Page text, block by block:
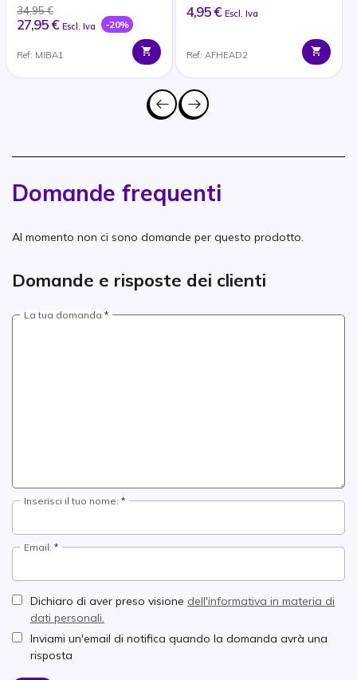
34,95 €
27,95 € Escl. Iva -20%
Ref: MIBA1
4,95 € Escl. Iva
Ref: AFHEAD2
Domande frequenti
Al momento non ci sono domande per questo prodotto.
Domande e risposte dei clienti
La tua domanda
Inserisci il tuo nome:
Email:
Dichiaro di aver preso visione dell'informativa in materia di
dati personali.
Inviami un'email di notifica quando la domanda avrà una
risposta